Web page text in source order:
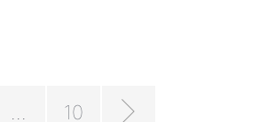
10